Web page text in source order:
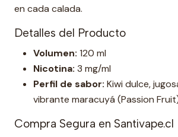
en cada calada.
Detalles del Producto
Volumen: 120 ml
Nicotina: 3 mg/ml
Perfil de sabor: Kiwi dulce,
vibrante maracuyá (Passion
Compra Segura en Santivape.cl